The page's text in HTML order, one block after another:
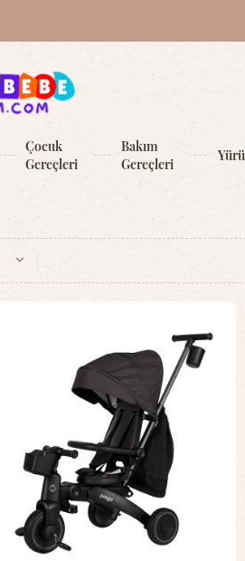
Çocuk
Gereçleri
Bakım
Gereçleri